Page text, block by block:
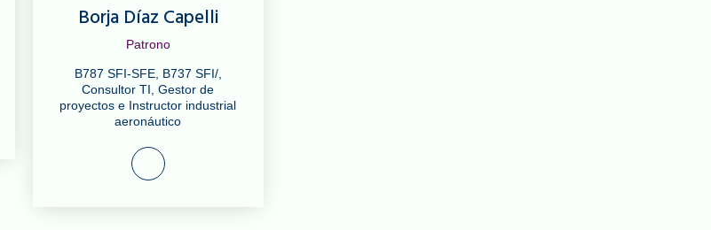
Borja Díaz Capelli
Patrono
B787 SFI-SFE, B737 SFI/,
Consultor TI, Gestor de
proyectos e Instructor industrial
aeronáutico